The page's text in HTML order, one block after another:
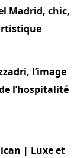
Madrid, chic,
l’image
l’hospitalité
| Luxe et